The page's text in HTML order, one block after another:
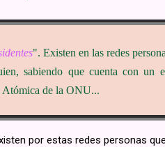
". Existen en las redes
sabiendo que cuenta con
Atómica de la ONU...
por estas redes personas